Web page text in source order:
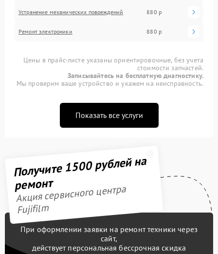
Устранение механических повреждений 880 р
Ремонт электроники 880 р
Цены в прайс-листе указаны ориентировочные, без учета
стоимости запчастей.
Записывайтесь на бесплатную диагностику.
Мы проверим ваше устройство и укажем на неисправность.
Показать все услуги
Получите 1500 рублей на
ремонт
Акция сервисного центра
Fujifilm
При оформлении заявки на ремонт техники через
сайт,
действует персональная бессрочная скидка